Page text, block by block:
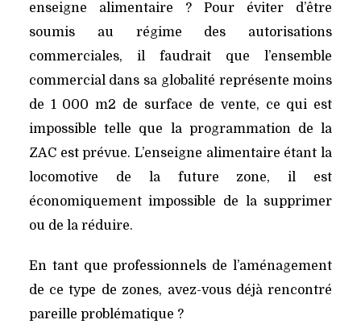
enseigne alimentaire ? Pour éviter d’être
soumis au régime des autorisations
commerciales, il faudrait que l’ensemble
commercial dans sa globalité représente moins
de 1 000 m2 de surface de vente, ce qui est
impossible telle que la programmation de la
ZAC est prévue. L’enseigne alimentaire étant la
locomotive de la future zone, il est
économiquement impossible de la supprimer
ou de la réduire.
En tant que professionnels de l’aménagement
de ce type de zones, avez-vous déjà rencontré
pareille problématique ?